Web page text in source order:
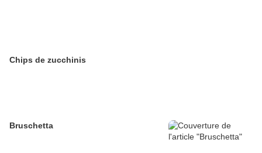
Chips de zucchinis
Bruschetta